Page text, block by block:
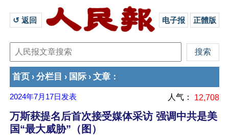
↺ 返回 电子报 正體版
首页 › 分栏目 › 国际 › 文章 ：
2024年7月17日 发表 人气： 12,708
万斯获提名后首次接受媒体采访 强调中共是美
国“最大威胁”（图）